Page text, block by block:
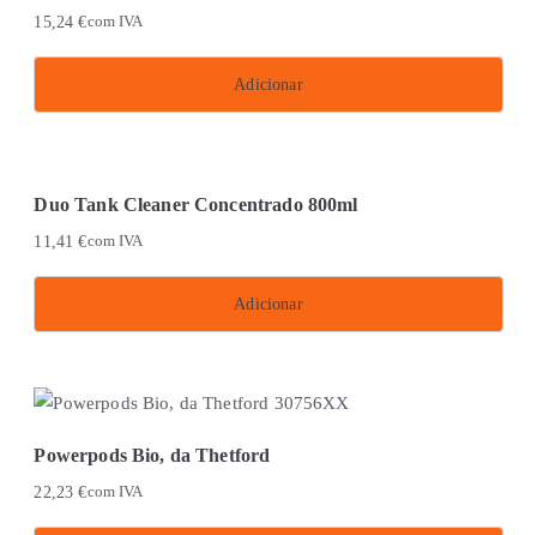
15,24€com IVA
Adicionar
Duo Tank Cleaner Concentrado 800ml
11,41€com IVA
Adicionar
Powerpods Bio, da Thetford
22,23€com IVA